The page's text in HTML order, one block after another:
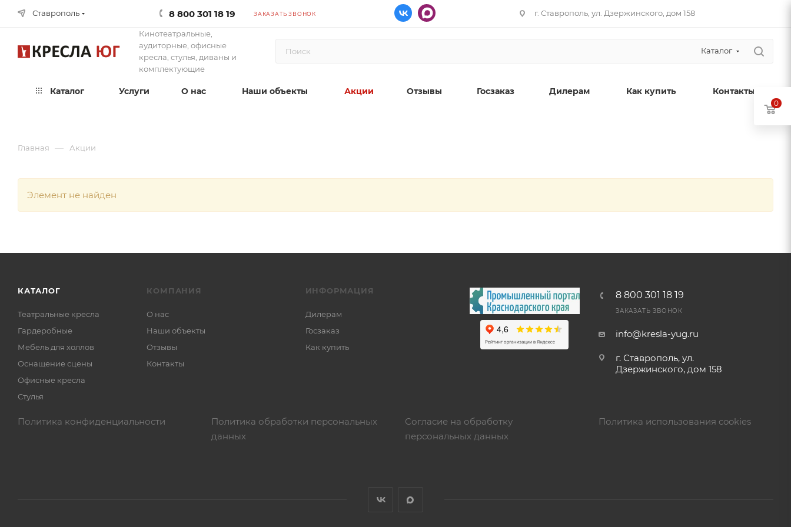
Ставрополь 8 800 301 18 19 ЗАКАЗАТЬ ЗВОНОК г. Ставрополь​, ул. Дзержинского, дом 158
Кинотеатральные,
аудиторные, офисные
кресла, стулья, диваны и
комплектующие
Каталог
Каталог Услуги О нас Наши объекты Акции Отзывы Госзаказ Дилерам Как купить Контакты
Главная — Акции
Элемент не найден
КАТАЛОГ
Театральные кресла
Гардеробные
Мебель для холлов
Оснащение сцены
Офисные кресла
Стулья
КОМПАНИЯ
О нас
Наши объекты
Отзывы
Контакты
ИНФОРМАЦИЯ
Дилерам
Госзаказ
Как купить
8 800 301 18 19
ЗАКАЗАТЬ ЗВОНОК
info@kresla-yug.ru
г. Ставрополь​, ул.
Дзержинского, дом 158
Политика конфиденциальности
Политика обработки персональных
данных
Согласие на обработку
персональных данных
Политика использования cookies
0